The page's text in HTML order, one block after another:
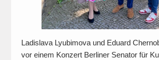
Ladislava Lyubimova und Eduard
vor einem Konzert Berliner Senator für